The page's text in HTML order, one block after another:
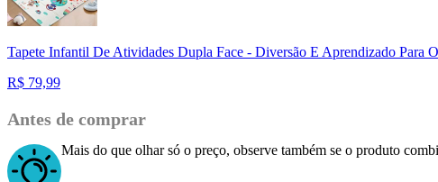
Tapete Infantil De Atividades Dupla Face - Diversão E Aprendizado Para
R$ 79,99
Antes de comprar
Mais do que olhar só o preço, observe também se o produto